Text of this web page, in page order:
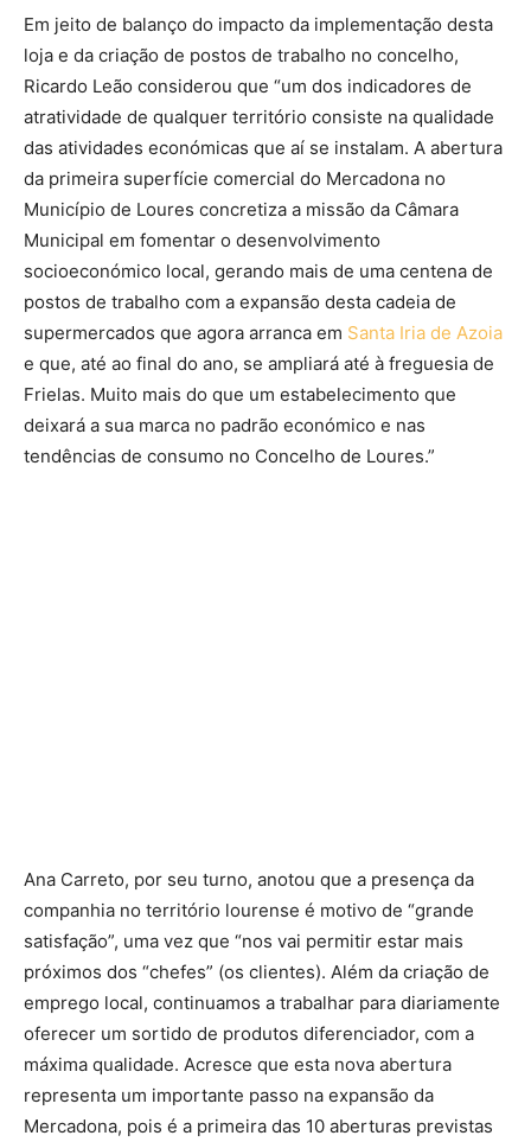
Em jeito de balanço do impacto da implementação desta
loja e da criação de postos de trabalho no concelho,
Ricardo Leão considerou que “um dos indicadores de
atratividade de qualquer território consiste na qualidade
das atividades económicas que aí se instalam. A abertura
da primeira superfície comercial do Mercadona no
Município de Loures concretiza a missão da Câmara
Municipal em fomentar o desenvolvimento
socioeconómico local, gerando mais de uma centena de
postos de trabalho com a expansão desta cadeia de
supermercados que agora arranca em Santa Iria de Azoia
e que, até ao final do ano, se ampliará até à freguesia de
Frielas. Muito mais do que um estabelecimento que
deixará a sua marca no padrão económico e nas
tendências de consumo no Concelho de Loures.”
Ana Carreto, por seu turno, anotou que a presença da
companhia no território lourense é motivo de “grande
satisfação”, uma vez que “nos vai permitir estar mais
próximos dos “chefes” (os clientes). Além da criação de
emprego local, continuamos a trabalhar para diariamente
oferecer um sortido de produtos diferenciador, com a
máxima qualidade. Acresce que esta nova abertura
representa um importante passo na expansão da
Mercadona, pois é a primeira das 10 aberturas previstas